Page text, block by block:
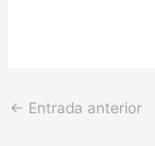
← Entrada anterior